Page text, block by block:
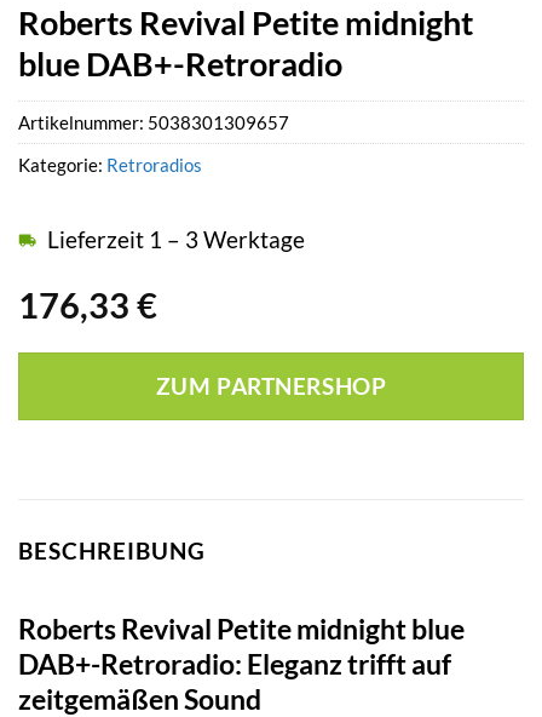
Roberts Revival Petite midnight
blue DAB+-Retroradio
176,33 €
Lieferzeit 1 – 3 Werktage
ZUM PARTNERSHOP
Artikelnummer: 5038301309657
Kategorie: Retroradios
BESCHREIBUNG
Roberts Revival Petite midnight blue
DAB+-Retroradio: Eleganz trifft auf
zeitgemäßen Sound